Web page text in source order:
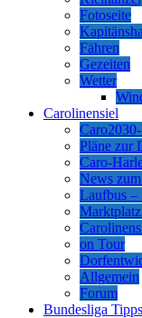
Fotoseite
Fähren
Gezeiten
Wetter
Carolinensiel
Pläne zur
Caro-
News
Laufbus –
on Tour
Allgemein
Forum
Bundesliga